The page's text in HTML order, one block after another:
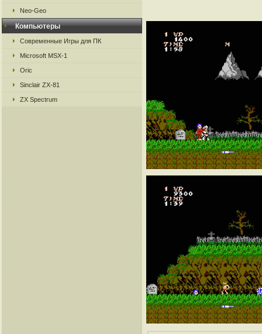
Neo-Geo
Компьютеры
Современные Игры для ПК
Microsoft MSX-1
Oric
Sinclair ZX-81
ZX Spectrum